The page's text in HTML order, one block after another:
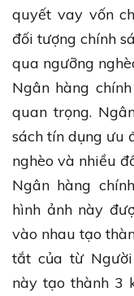
quyết vay vốn
đối tượng chính
qua ngưỡng
Ngân hàng
quan trọng.
sách tín dụng ưu
nghèo và nhiều
Ngân hàng
hình ảnh này
vào nhau tạo
tắt của từ Người
này tạo thành 3